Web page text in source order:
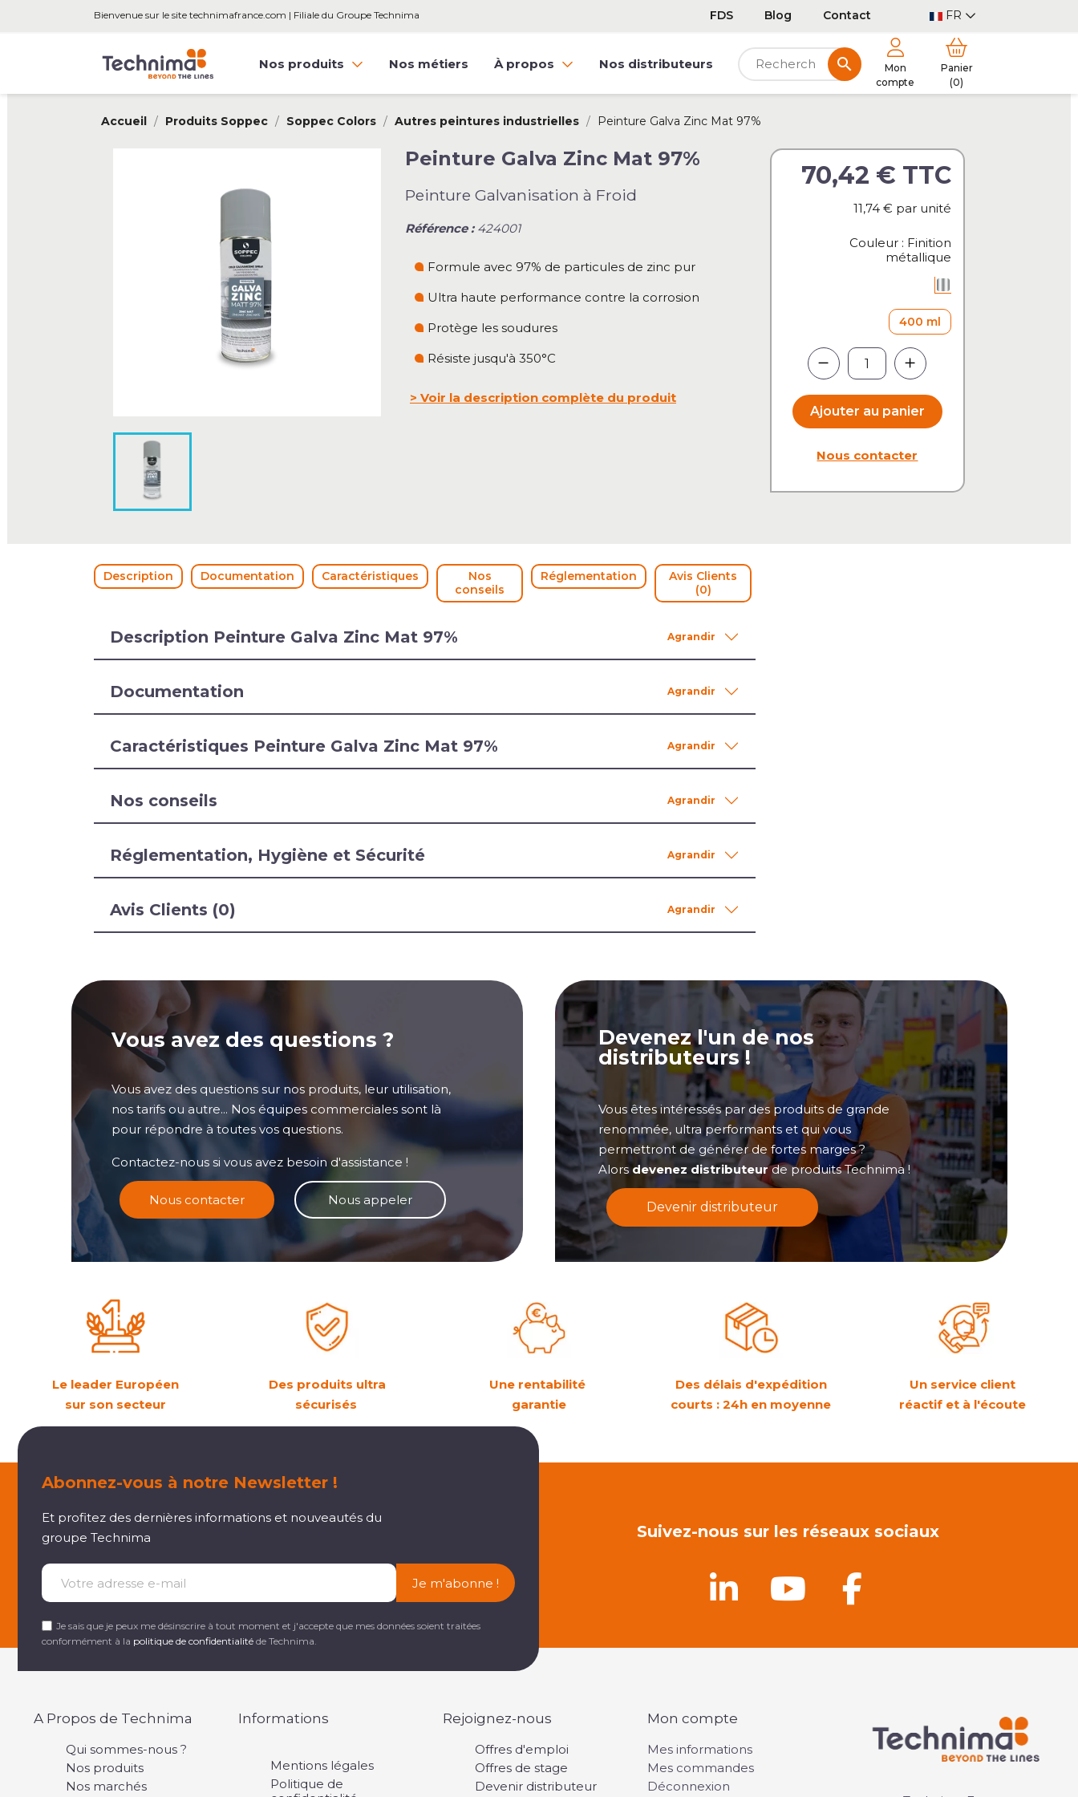
Bienvenue sur le site technimafrance.com | Filiale du Groupe Technima FDS Blog Contact FR
Nos produits Nos métiers À propos Nos distributeurs search
Mon
compte
Panier
(0)
Accueil Produits Soppec Soppec Colors Autres peintures industrielles Peinture Galva Zinc Mat 97%
Peinture Galva Zinc Mat 97%
Peinture Galvanisation à Froid
Référence : 424001
Formule avec 97% de particules de zinc pur
Ultra haute performance contre la corrosion
Protège les soudures
Résiste jusqu'à 350°C
Voir la description complète du produit
70,42 € TTC
11,74 € par unité
Couleur : Finition
métallique
Finition métallique
400 ml
Ajouter au panier
Nous contacter
Description Documentation Caractéristiques
Nos
conseils
Réglementation
Avis Clients
(0)
Description Peinture Galva Zinc Mat 97%
Documentation
Caractéristiques Peinture Galva Zinc Mat 97%
Nos conseils
Réglementation, Hygiène et Sécurité
Avis Clients (0)
Vous avez des questions ?
Vous avez des questions sur nos produits, leur utilisation,
nos tarifs ou autre... Nos équipes commerciales sont là
pour répondre à toutes vos questions.
Contactez-nous si vous avez besoin d'assistance !
Nous contacter Nous appeler
Devenez l'un de nos
distributeurs !
Vous êtes intéressés par des produits de grande
renommée, ultra performants et qui vous
permettront de générer de fortes marges ?
Alors devenez distributeurde produits Technima !
Devenir distributeur
Le leader Européen
sur son secteur
Des produits ultra
sécurisés
Une rentabilité
garantie
Des délais d'expédition
courts : 24h en moyenne
Un service client
réactif et à l'écoute
Abonnez-vous à notre Newsletter !
Et profitez des dernières informations et nouveautés du
groupe Technima
Je m'abonne !
Je sais que je peux me désinscrire à tout moment et j'accepte que mes données soient traitées
conformément à la politique de confidentialité de Technima.
Suivez-nous sur les réseaux sociaux
A Propos de Technima
Qui sommes-nous ?
Nos produits
Nos marchés
Informations
Mentions légales
Politique de
Rejoignez-nous
Offres d'emploi
Offres de stage
Devenir distributeur
Mon compte
Mes informations
Mes commandes
Déconnexion